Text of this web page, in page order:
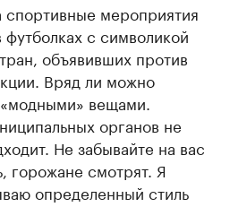
спортивные мероприятия
с символикой
объявивших против
Вряд ли можно
вещами.
органов не
Не забывайте на вас
горожане смотрят. Я
определенный стиль